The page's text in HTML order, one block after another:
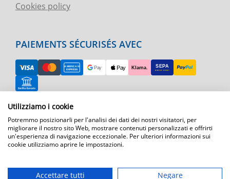
Cookies policy
PAIEMENTS SÉCURISÉS AVEC
RETOUR FACILE
ASSISTANCE TÉLÉPHONIQUE ET CARTE
EXPÉDITION RAPIDE
Expédition par courrier express dans toute l'Europe
Utilizziamo i cookie
Potremmo posizionarli per l'analisi dei dati dei nostri visitatori, per
migliorare il nostro sito Web, mostrare contenuti personalizzati e offrirti
un'esperienza di navigazione eccezionale. Per ulteriori informazioni sui
cookie utilizziamo aprire le impostazioni.
Accettare tutti Negare